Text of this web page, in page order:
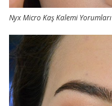
Nyx Micro Kaş Kalemi Yorumları